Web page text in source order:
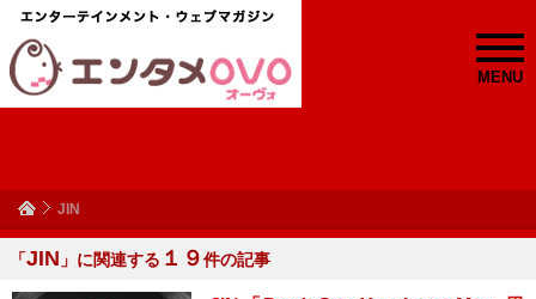
MENU
JIN
「JIN 」に関連する １９件の記事